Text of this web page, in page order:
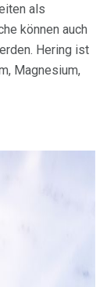
als
können auch
Hering ist
Magnesium,